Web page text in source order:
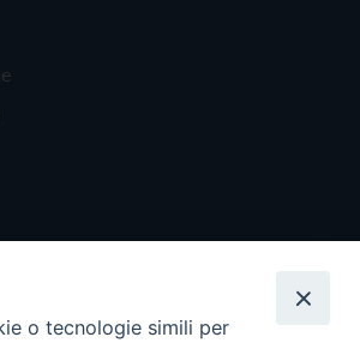
o tecnologie simili per